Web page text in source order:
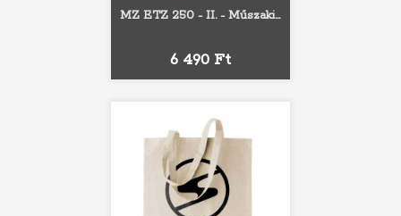
MZ ETZ 250 - II. - Műszaki...
Ár
6 490 Ft